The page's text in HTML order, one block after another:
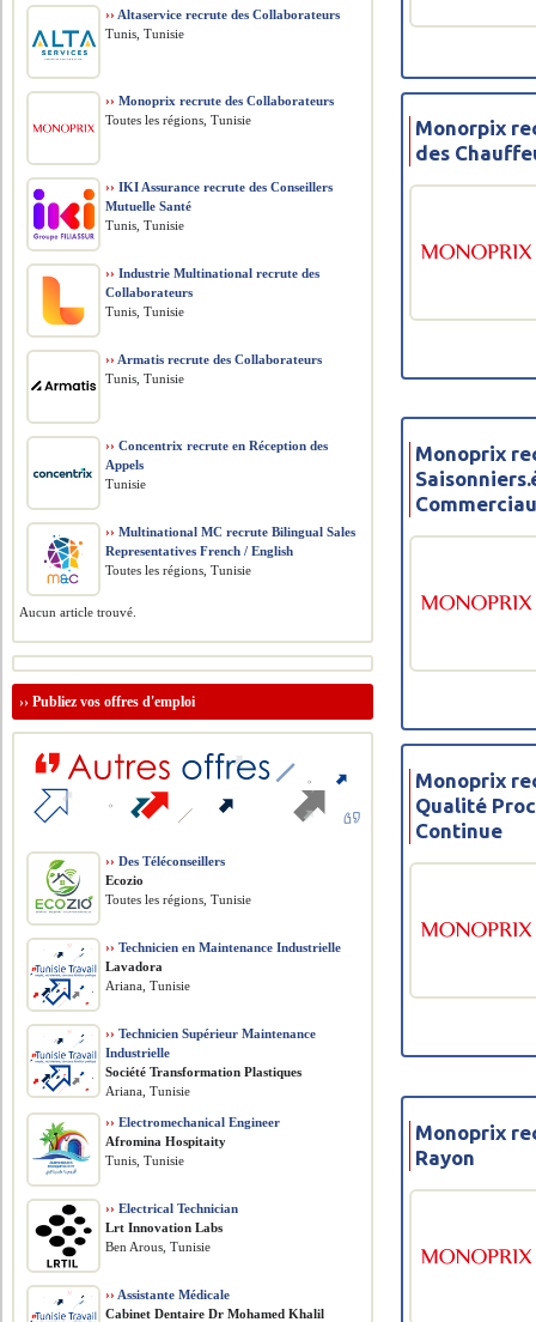
Monorpix
des
Monoprix
Monoprix
Qualité
Continue
Monoprix
Rayon
›› Altaservice recrute des Collaborateurs
Tunis, Tunisie
›› Monoprix recrute des Collaborateurs
Toutes les régions, Tunisie
›› IKI Assurance recrute des Conseillers
Mutuelle Santé
Tunis, Tunisie
›› Industrie Multinational recrute des
Collaborateurs
Tunis, Tunisie
›› Armatis recrute des Collaborateurs
Tunis, Tunisie
›› Concentrix recrute en Réception des
Appels
Tunisie
›› Multinational MC recrute Bilingual Sales
Representatives French / English
Toutes les régions, Tunisie
Aucun article trouvé.
››Publiez vos offres d'emploi
›› Des Téléconseillers
Ecozio
Toutes les régions, Tunisie
›› Technicien en Maintenance Industrielle
Lavadora
Ariana, Tunisie
›› Technicien Supérieur Maintenance
Industrielle
Société Transformation Plastiques
Ariana, Tunisie
›› Electromechanical Engineer
Afromina Hospitaity
Tunis, Tunisie
›› Electrical Technician
Lrt Innovation Labs
Ben Arous, Tunisie
›› Assistante Médicale
Cabinet Dentaire Dr Mohamed Khalil